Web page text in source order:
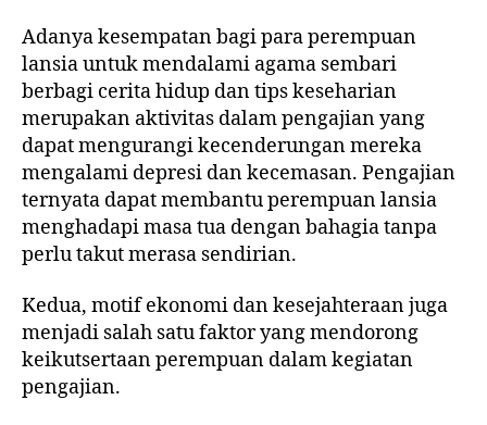
Adanya kesempatan bagi para perempuan
lansia untuk mendalami agama sembari
berbagi cerita hidup dan tips keseharian
merupakan aktivitas dalam pengajian yang
dapat mengurangi kecenderungan mereka
mengalami depresi dan kecemasan. Pengajian
ternyata dapat membantu perempuan lansia
menghadapi masa tua dengan bahagia tanpa
perlu takut merasa sendirian.
Kedua, motif ekonomi dan kesejahteraan juga
menjadi salah satu faktor yang mendorong
keikutsertaan perempuan dalam kegiatan
pengajian.